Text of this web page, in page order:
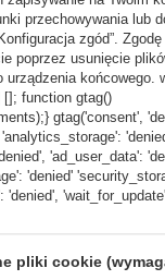
West
Mat
30 dni
Cena
+
przechowywania lub
zgód”.
poprzez usunięcie
urządzenia końcowego.
[]; function gtag()
gtag('consent',
'ad_user_data':
'denied'
'denied',
pliki cookie